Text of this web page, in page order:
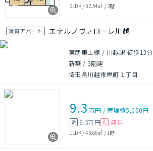
2LDK/52.54㎡ /3階
賃貸アパート エテルノヴァローレ川越
東武東上線 / 川越駅 徒歩13分
新築 / 3階建
埼玉県川越市岸町１丁目
9.3 万円 /管理費5,000円
敷 9.3万円 礼 無料
1LDK/43.68㎡ / 1階